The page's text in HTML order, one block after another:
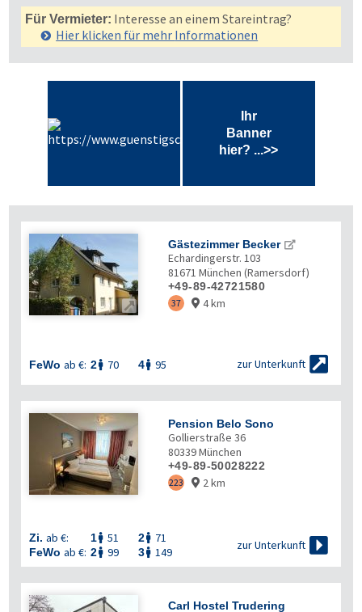
Für Vermieter: Interesse an einem Stareintrag?
Hier klicken für mehr Informationen
Ihr
Banner
hier? ...>>

Gästezimmer Becker
Echardingerstr. 103
81671 München (Ramersdorf)
+49-89-42721580
37  4 km
FeWo ab €: 2 70 4 95 zur Unterkunft 
Pension Belo Sono
Gollierstraße 36
80339München
+49-89-50028222
223  2 km
Zi. ab €: 1 51 2 71
FeWo ab €: 2 99 3 149
zur Unterkunft 
Carl Hostel Trudering